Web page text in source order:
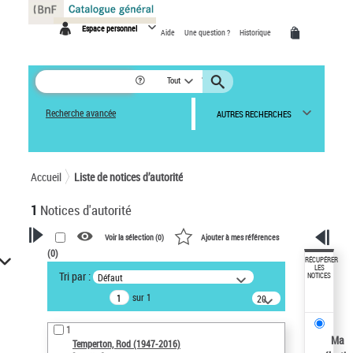
Espace personnel Aide Une question ? Historique
Tout
Recherche avancée AUTRES RECHERCHES
Accueil Liste de notices d’autorité
1 Notices d'autorité
VOTRE RECHERCHE
Recherche avancée dans les
notices d’autorité
Œuvres liées à l'auteur :
Temperton, Rod (1947-2016)
Voir la sélection (0) Ajouter à mes références
(0)
Tri par : Défaut
sur 1
20
résultats/page
1
Temperton, Rod (1947-2016)
RÉCUPÉRER
LES
NOTICES
Ma
Panneau de gestion des cookies